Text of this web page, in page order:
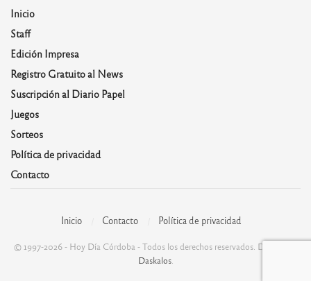
Inicio
Staff
Edición Impresa
Registro Gratuito al News
Suscripción al Diario Papel
Juegos
Sorteos
Política de privacidad
Contacto
Inicio Contacto Política de privacidad
© 1997-2026 - Hoy Día Córdoba - Todos los derechos reservados. Desarrolla:
Daskalos.